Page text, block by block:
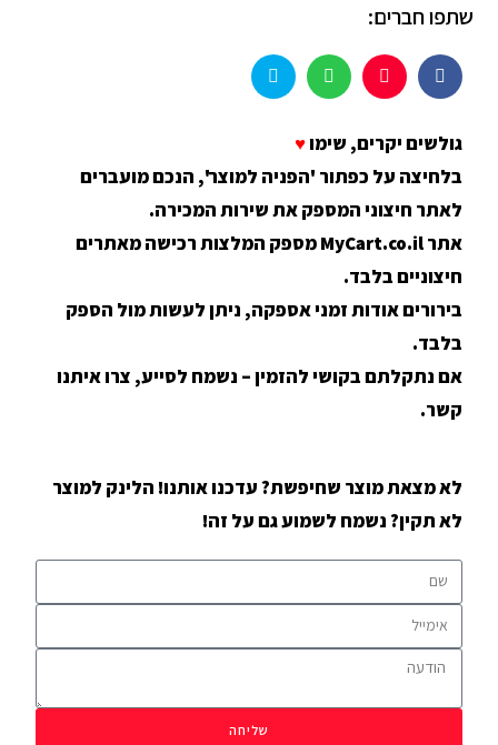
שתפו חברים:
גולשים יקרים, שימו♥
בלחיצה על כפתור 'הפניה למוצר', הנכם מועברים
לאתר חיצוני המספק את שירות המכירה.
אתר MyCart.co.il מספק המלצות רכישה מאתרים
חיצוניים בלבד.
בירורים אודות זמני אספקה, ניתן לעשות מול הספק
בלבד.
אם נתקלתם בקושי להזמין – נשמח לסייע, צרו איתנו
קשר.
לא מצאת מוצר שחיפשת? עדכנו אותנו! הלינק למוצר
לא תקין? נשמח לשמוע גם על זה!
שליחה